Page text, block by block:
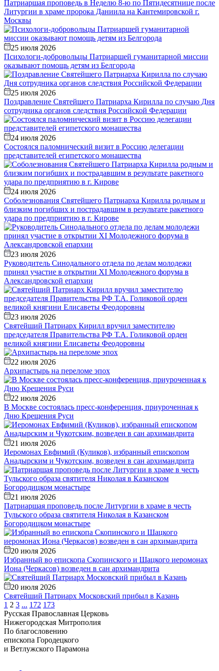
Патриаршая проповедь в Неделю 8-ю по Пятидесятнице после
Литургии в храме пророка Даниила на Кантемировской г.
Москвы
25 июля 2026
Психологи-добровольцы Патриаршей гуманитарной миссии
оказывают помощь детям из Белгорода
25 июля 2026
Поздравление Святейшего Патриарха Кирилла по случаю Дня
сотрудника органов следствия Российской Федерации
24 июля 2026
Состоялся паломнический визит в Россию делегации
представителей египетского монашества
24 июля 2026
Соболезнования Святейшего Патриарха Кирилла родным и
близким погибших и пострадавшим в результате ракетного
удара по предприятию в г. Кирове
23 июля 2026
Руководитель Синодального отдела по делам молодежи
принял участие в открытии XI Молодежного форума в
Александровской епархии
23 июля 2026
Святейший Патриарх Кирилл вручил заместителю
председателя Правительства РФ Т.А. Голиковой орден
великой княгини Елисаветы Феодоровны
22 июля 2026
Архипастырь на переломе эпох
22 июля 2026
В Москве состоялась пресс-конференция, приуроченная к
Дню Крещения Руси
21 июля 2026
Иеромонах Евфимий (Куликов), избранный епископом
Анадырским и Чукотским, возведен в сан архимандрита
21 июля 2026
Патриаршая проповедь после Литургии в храме в честь
Тульского образа святителя Николая в Казанском
Богородицком монастыре
20 июля 2026
Избранный во епископа Скопинского и Шацкого иеромонах
Иона (Черкасов) возведен в сан архимандрита
20 июля 2026
Святейший Патриарх Московский прибыл в Казань
1 2 3 ... 172 173
Русская Православная Церковь
Нижегородская Митрополия
По благословению
епископа Городецкого
и Ветлужского Парамона